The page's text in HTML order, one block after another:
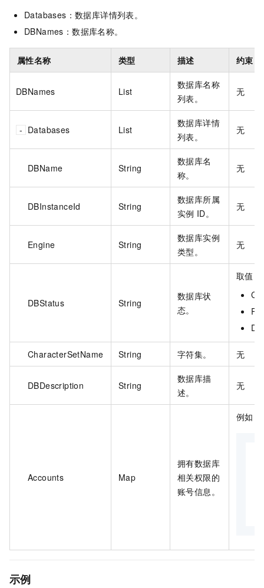
Databases：数据库详情列表。
DBNames：数据库名称。
属性名称 类型 描述 约束
DBNames List
数据库名称
列表。
无
Databases List
数据库详情
列表。
无
DBName String
数据库名
称。
无
DBInstanceId String
数据库所属
实例 ID。
无
Engine String
数据库实例
类型。
无
DBStatus String
数据库状
态。
取值：
CharacterSetName String 字符集。 无
DBDescription String
数据库描
述。
无
Accounts Map
拥有数据库
相关权限的
账号信息。
例如：
示例